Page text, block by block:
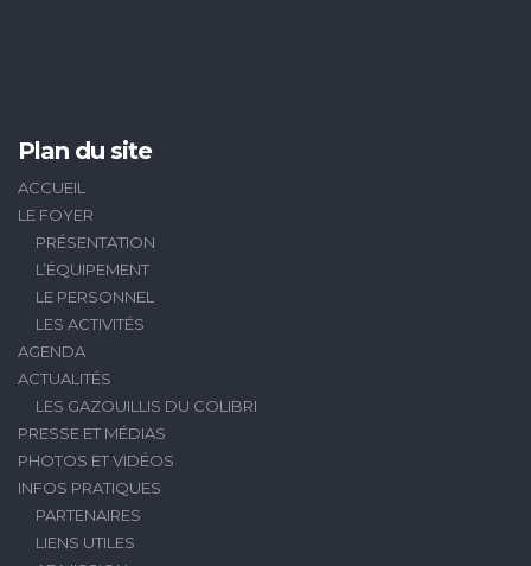
Plan du site
ACCUEIL
LE FOYER
PRÉSENTATION
L’ÉQUIPEMENT
LE PERSONNEL
LES ACTIVITÉS
AGENDA
ACTUALITÉS
LES GAZOUILLIS DU COLIBRI
PRESSE ET MÉDIAS
PHOTOS ET VIDÉOS
INFOS PRATIQUES
PARTENAIRES
LIENS UTILES